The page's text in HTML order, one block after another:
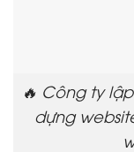
🔥 Công ty
dựng